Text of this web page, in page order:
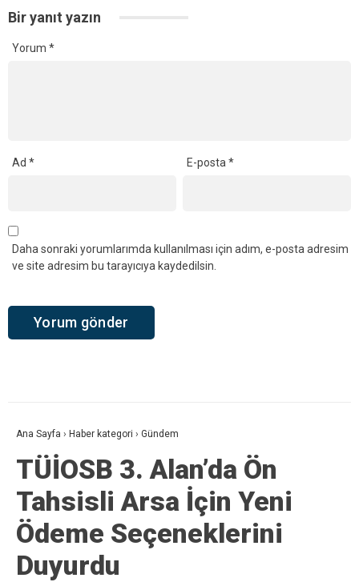
Bir yanıt yazın
Yorum *
Ad * E-posta*
Daha sonraki yorumlarımda kullanılması için adım, e-posta adresim
ve site adresim bu tarayıcıya kaydedilsin.
Ana Sayfa › Haber kategori › Gündem
TÜİOSB 3. Alan’da Ön
Tahsisli Arsa İçin Yeni
Ödeme Seçeneklerini
Duyurdu